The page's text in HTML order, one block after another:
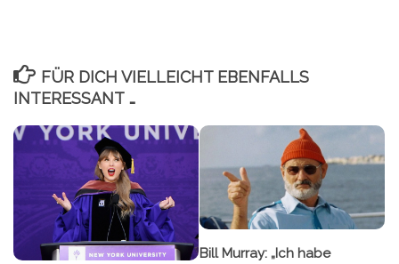
FÜR DICH VIELLEICHT EBENFALLS
INTERESSANT …
Bill Murray: „Ich habe